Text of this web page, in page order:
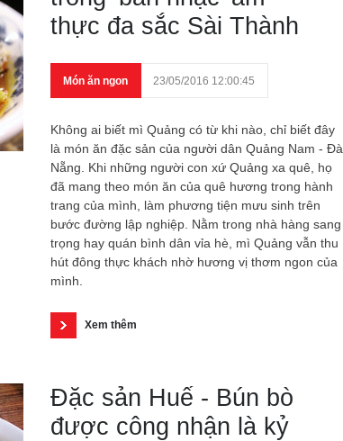
thực đa sắc Sài Thành
Món ăn ngon 23/05/2016 12:00:45
Không ai biết mì Quảng có từ khi nào, chỉ biết đây
là món ăn đặc sản của người dân Quảng Nam - Đà
Nẵng. Khi những người con xứ Quảng xa quê, họ
đã mang theo món ăn của quê hương trong hành
trang của mình, làm phương tiện mưu sinh trên
bước đường lập nghiệp. Nằm trong nhà hàng sang
trọng hay quán bình dân vỉa hè, mì Quảng vẫn thu
hút đông thực khách nhờ hương vị thơm ngon của
mình.
Xem thêm
Đặc sản Huế - Bún bò
được công nhận là kỷ